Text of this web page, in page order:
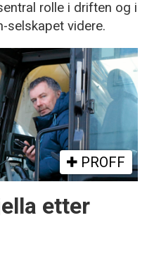
rolle i driften og i
selskapet videre.
PROFF
etter